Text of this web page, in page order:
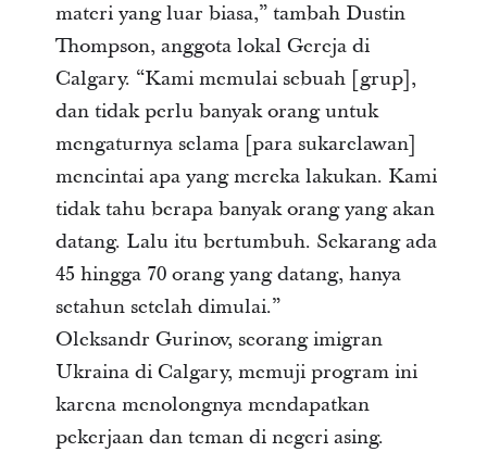
materi yang luar biasa,” tambah Dustin
Thompson, anggota lokal Gereja di
Calgary. “Kami memulai sebuah [grup],
dan tidak perlu banyak orang untuk
mengaturnya selama [para sukarelawan]
mencintai apa yang mereka lakukan. Kami
tidak tahu berapa banyak orang yang akan
datang. Lalu itu bertumbuh. Sekarang ada
45 hingga 70 orang yang datang, hanya
setahun setelah dimulai.”
Oleksandr Gurinov, seorang imigran
Ukraina di Calgary, memuji program ini
karena menolongnya mendapatkan
pekerjaan dan teman di negeri asing.